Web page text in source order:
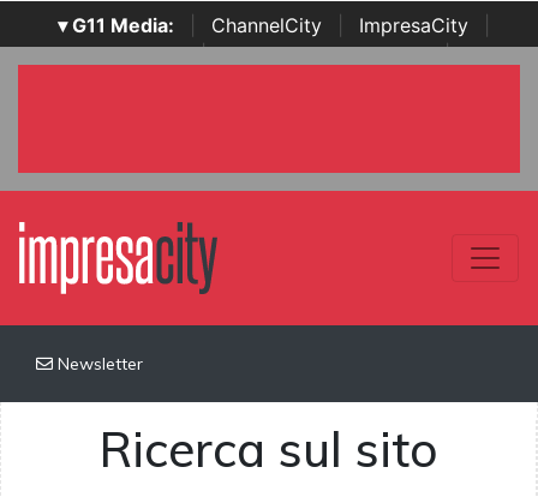
▾ G11 Media: ChannelCity ImpresaCity
SecurityOpenLab | Italian Channel Awards | Italian
Newsletter
Ricerca sul sito